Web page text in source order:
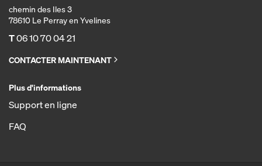
chemin des Iles 3
78610 Le Perray en Yvelines
T06 10 70 04 21
CONTACTER MAINTENANT
Plus d'informations
Support en ligne
FAQ